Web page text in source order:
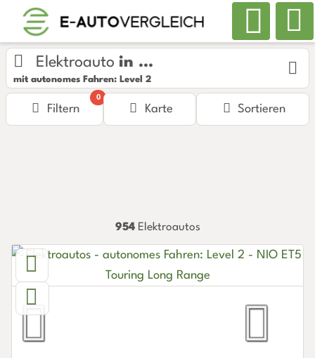
Elektroauto in ...
mit autonomes Fahren: Level 2
Filtern
0
Karte Sortieren
954Elektroautos